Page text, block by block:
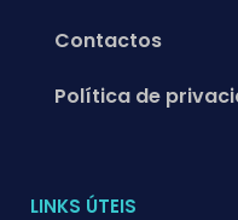
Contactos
Política de
LINKS ÚTEIS